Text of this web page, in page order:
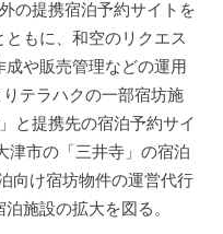
の提携宿泊予約サイトを
もに、和空のリクエス
成や販売管理などの運用
テラハクの一部宿坊施
と提携先の宿泊予約サイ
津市の「三井寺」の宿泊
向け宿坊物件の運営代行
施設の拡大を図る。